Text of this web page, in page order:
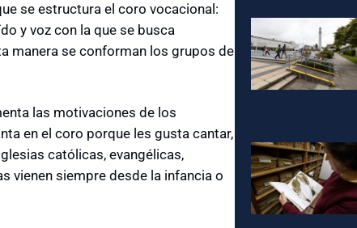
se estructura el coro vocacional:
y voz con la que se busca
manera se conforman los grupos de
las motivaciones de los
en el coro porque les gusta cantar,
católicas, evangélicas,
vienen siempre desde la infancia o